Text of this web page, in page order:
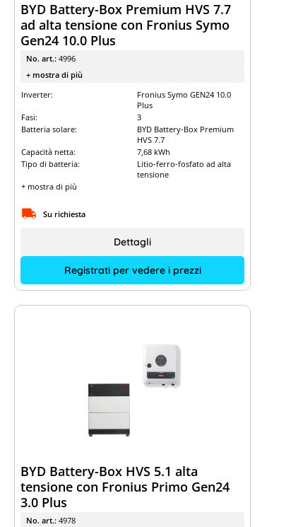
BYD Battery-Box Premium HVS 7.7
ad alta tensione con Fronius Symo
Gen24 10.0 Plus
No. art.: 4996
+ mostra di più
Inverter:
Fronius Symo GEN24 10.0
Plus
Fasi:
3
Batteria solare:
BYD Battery-Box Premium
HVS 7.7
Capacità netta:
7,68 kWh
Tipo di batteria:
Litio-ferro-fosfato ad alta
tensione
+ mostra di più
Su richiesta
Registrati per vedere i prezzi
Dettagli
BYD Battery-Box HVS 5.1 alta
tensione con Fronius Primo Gen24
3.0 Plus
No. art.: 4978